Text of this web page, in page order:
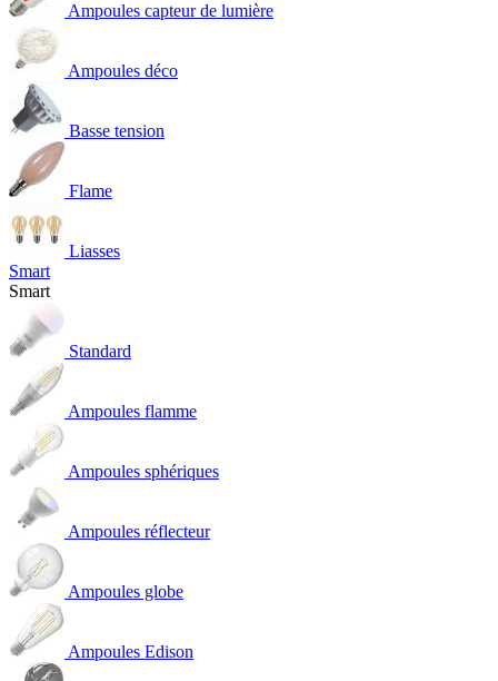
Ampoules capteur de lumière
Ampoules déco
Basse tension
Flame
Liasses
Smart
Smart
Standard
Ampoules flamme
Ampoules sphériques
Ampoules réflecteur
Ampoules globe
Ampoules Edison